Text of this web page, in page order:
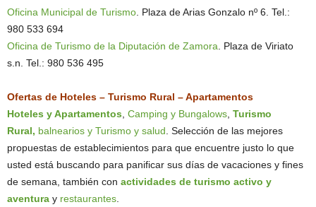
Oficina Municipal de Turismo . Plaza de Arias Gonzalo nº 6. Tel.:
980 533 694
Oficina de Turismo de la Diputación de Zamora . Plaza de Viriato
s.n. Tel.: 980 536 495
Ofertas de Hoteles – Turismo Rural – Apartamentos
Hoteles y Apartamentos Camping y Bungalows Turismo
Rural, balnearios y Turismo y salud . Selección de las mejores
propuestas de establecimientos para que encuentre justo lo que
usted está buscando para panificar sus días de vacaciones y fines
de semana, también con actividades de turismo activo y
aventura y restaurantes